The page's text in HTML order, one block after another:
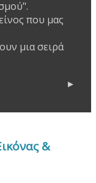
που μας
μια σειρά
&